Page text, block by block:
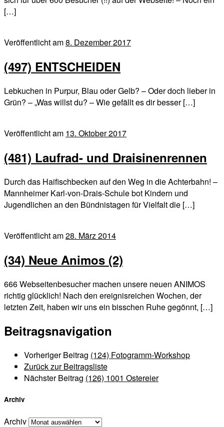
[…]
Veröffentlicht am8. Dezember 2017
(497) ENTSCHEIDEN
Lebkuchen in Purpur, Blau oder Gelb? – Oder doch lieber in
Grün? – „Was willst du? – Wie gefällt es dir besser […]
Veröffentlicht am 13. Oktober 2017
(481) Laufrad- und Draisinenrennen
Durch das Haifischbecken auf den Weg in die Achterbahn! –
Mannheimer Karl-von-Drais-Schule bot Kindern und
Jugendlichen an den Bündnistagen für Vielfalt die […]
Veröffentlicht am28. März 2014
(34) Neue Animos (2)
666 Webseitenbesucher machen unsere neuen ANIMOS
richtig glücklich! Nach den ereignisreichen Wochen, der
letzten Zeit, haben wir uns ein bisschen Ruhe gegönnt, […]
Beitragsnavigation
Vorheriger Beitrag (124) Fotogramm-Workshop
Zurück zur Beitragsliste
Nächster Beitrag (126) 1001 Ostereier
Archiv
Archiv